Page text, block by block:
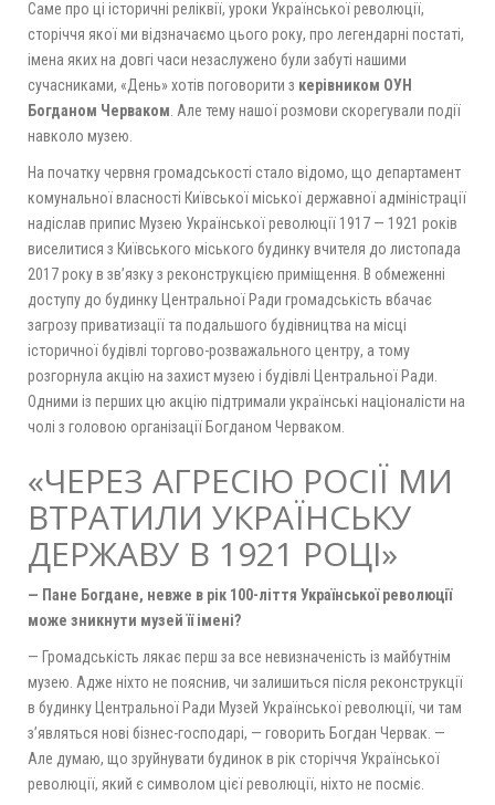
Саме про ці історичні реліквії, уроки Української революції,
сторіччя якої ми відзначаємо цього року, про легендарні постаті,
імена яких на довгі часи незаслужено були забуті нашими
сучасниками, «День» хотів поговорити з керівником ОУН
Богданом Черваком. Але тему нашої розмови скорегували події
навколо музею.
На початку червня громадськості стало відомо, що департамент
комунальної власності Київської міської державної адміністрації
надіслав припис Музею Української революції 1917 — 1921 років
виселитися з Київського міського будинку вчителя до листопада
2017 року в зв’язку з реконструкцією приміщення. В обмеженні
доступу до будинку Центральної Ради громадськість вбачає
загрозу приватизації та подальшого будівництва на місці
історичної будівлі торгово-розважального центру, а тому
розгорнула акцію на захист музею і будівлі Центральної Ради.
Одними із перших цю акцію підтримали українські націоналісти на
чолі з головою організації Богданом Черваком.
«ЧЕРЕЗ АГРЕСІЮ РОСІЇ МИ
ВТРАТИЛИ УКРАЇНСЬКУ
ДЕРЖАВУ В 1921 РОЦІ»
— Пане Богдане, невже в рік 100-ліття Української революції
може зникнути музей її імені?
— Громадськість лякає перш за все невизначеність із майбутнім
музею. Адже ніхто не пояснив, чи залишиться після реконструкції
в будинку Центральної Ради Музей Української революції, чи там
з’являться нові бізнес-господарі, — говорить Богдан Червак. —
Але думаю, що зруйнувати будинок в рік сторіччя Української
революції, який є символом цієї революції, ніхто не посміє.